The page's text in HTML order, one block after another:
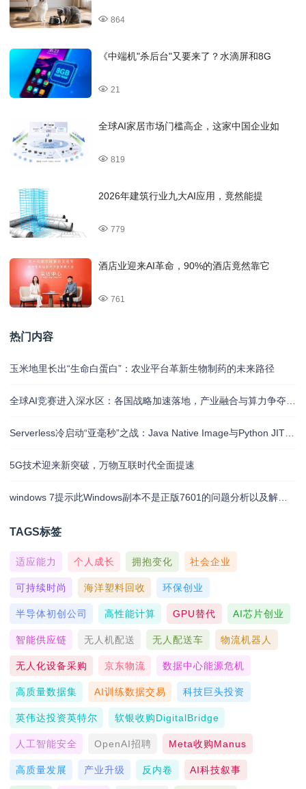
864
《中端机"杀后台"又要来了？水滴屏和8G
21
全球AI家居市场门槛高企，这家中国企业如
819
2026年建筑行业九大AI应用，竟然能提
779
酒店业迎来AI革命，90%的酒店竟然靠它
761
热门内容
玉米地里长出“生命白蛋白”：农业平台革新生物制药的未来路径
全球AI竞赛进入深水区：各国战略加速落地，产业融合与算力争夺白热化
Serverless冷启动“亚毫秒”之战：Java Native Image与Python JIT的对决实录
5G技术迎来新突破，万物互联时代全面提速
windows 7提示此Windows副本不是正版7601的问题分析以及解决方法
TAGS标签
适应能力 个人成长 拥抱变化 社会企业
可持续时尚 海洋塑料回收 环保创业
半导体初创公司 高性能计算 GPU替代 AI芯片创业
智能供应链 无人机配送 无人配送车 物流机器人
无人化设备采购 京东物流 数据中心能源危机
高质量数据集 AI训练数据交易 科技巨头投资
英伟达投资英特尔 软银收购DigitalBridge
人工智能安全 OpenAI招聘 Meta收购Manus
高质量发展 产业升级 反内卷 AI科技叙事